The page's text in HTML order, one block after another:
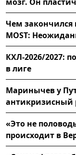
Чем закончился
MOST:
КХЛ-2026/2027:
в лиге
Маринычев у
антикризисный
«Это не
происходит в